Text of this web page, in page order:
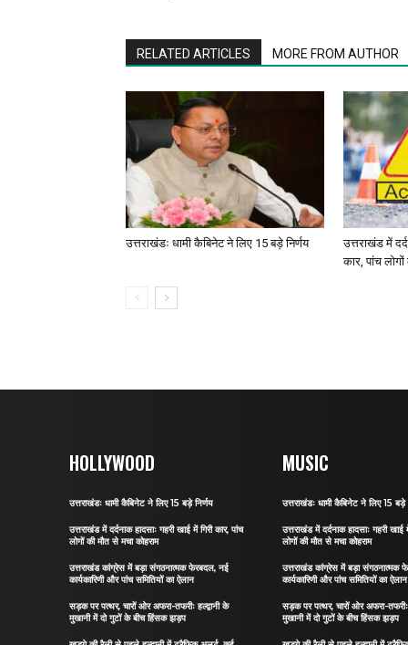
RELATED ARTICLES MORE FROM AUTHOR
उत्तराखंडः धामी कैबिनेट ने लिए 15 बड़े निर्णय
उत्तराखंड में
कार, पांच
HOLLYWOOD
उत्तराखंडः धामी कैबिनेट ने लिए 15 बड़े निर्णय
उत्तराखंड में दर्दनाक हादसाः गहरी खाई में गिरी कार, पांच
लोगों की मौत से मचा कोहराम
उत्तराखंड कांग्रेस में बड़ा संगठनात्मक फेरबदल, नई
कार्यकारिणी और पांच समितियों का ऐलान
सड़क पर पत्थर, चारों ओर अफरा-तफरीः हल्द्वानी के
मुखानी में दो गुटों के बीच हिंसक झड़प
MUSIC
उत्तराखंडः धामी कैबिनेट ने लिए 15 बड़े
उत्तराखंड में दर्दनाक हादसाः गहरी खाई
लोगों की मौत से मचा कोहराम
उत्तराखंड कांग्रेस में बड़ा संगठनात्मक
कार्यकारिणी और पांच समितियों का ऐलान
सड़क पर पत्थर, चारों ओर अफरा-तफरीः
मुखानी में दो गुटों के बीच हिंसक झड़प